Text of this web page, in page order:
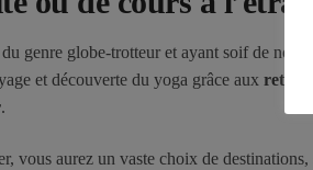
genre globe-trotteur et ayant soif de
et découverte du yoga grâce aux
.
vous aurez un vaste choix de